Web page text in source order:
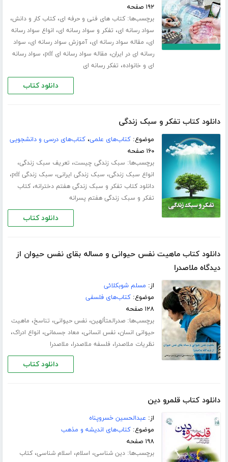
۱۹۲ صفحه
برچسب‌ها:کتاب های فنی و حرفه ای،کتاب کار و دانش،
سواد رسانه ای، تفکر و سواد رسانه ای، انواع سواد رسانه
ای، مقاله سواد رسانه ای،آموزش سواد رسانه ای، سواد
رسانه ای در ایران، مقاله سواد رسانه ای pdf ، سواد رسانه
ای و خانواده، تفکر رسانه ای
دانلود کتاب
دانلود کتاب تفکر و سبک زندگی
موضوع:کتاب‌های علمی،کتاب‌های درسی و دانشجویی
۱۶۰ صفحه
برچسب‌ها: سبک زندگی چیست، تعریف سبک زندگی،
انواع سبک زندگی، سبک زندگی ایرانی، سبک زندگی pdf ،
دانلود کتاب تفکر و سبک زندگی هفتم دخترانه،کتاب
تفکر و سبک زندگی هفتم پسرانه
دانلود کتاب
دانلود کتاب ماهیت نفس حیوانی و مساله بقای نفس حیوان از
دیدگاه ملاصدرا
از: مسلم شوبکلائی
موضوع:کتاب‌های فلسفی
۱۲۸ صفحه
برچسب‌ها:صدرالمتألهین،نفس حیوانی، تناسخ، ماهیت
حیوانی انسان،نفس انسانی، معاد جسمانی، انواع ادراک،
نظریات ملاصدرا، فلسفه ملاصدرا، ملاصدرا
دانلود کتاب
دانلود کتاب قلمرو دین
از: عبدالحسین خسروپناه
موضوع:کتاب‌های اندیشه و مذهب
۱۹۸ صفحه
برچسب‌ها:دین شناسی، اسلام، اسلام شناسی،کتاب